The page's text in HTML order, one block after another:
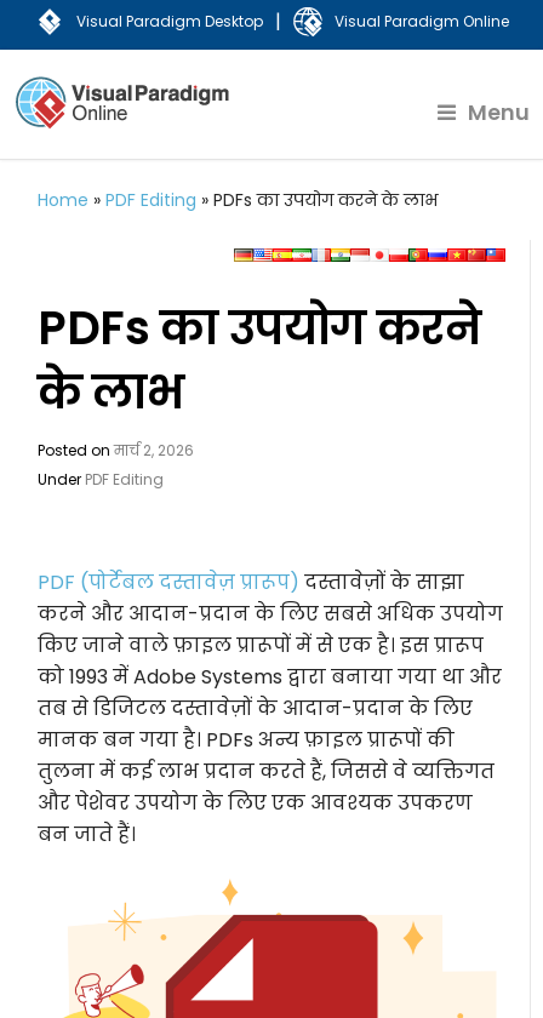
Visual Paradigm Desktop | Visual Paradigm Online
Menu
Home »PDF Editing »PDFs का उपयोग करने के लाभ
PDFs का उपयोग करने
के लाभ
Posted onमार्च 2, 2026
Under PDF Editing
PDF (पोर्टेबल दस्तावेज़ प्रारूप) दस्तावेज़ों के साझा
करने और आदान-प्रदान के लिए सबसे अधिक उपयोग
किए जाने वाले फ़ाइल प्रारूपों में से एक है। इस प्रारूप
को 1993 में Adobe Systems द्वारा बनाया गया था और
तब से डिजिटल दस्तावेज़ों के आदान-प्रदान के लिए
मानक बन गया है। PDFs अन्य फ़ाइल प्रारूपों की
तुलना में कई लाभ प्रदान करते हैं, जिससे वे व्यक्तिगत
और पेशेवर उपयोग के लिए एक आवश्यक उपकरण
बन जाते हैं।